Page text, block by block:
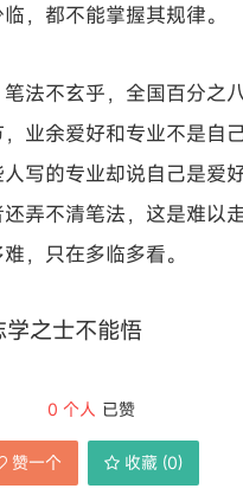
，都不能掌握其规律。
法不玄乎，全国百分之
业余爱好和专业不是自
写的专业却说自己是爱
弄不清笔法，这是难以
，只在多临多看。
之士不能悟
0 个人 已赞
赞一个 收藏 (0)